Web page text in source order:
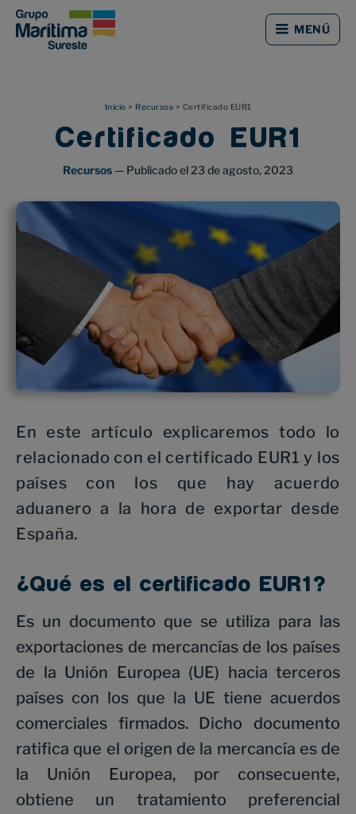
Saltar
contenido
Saltar
MENÚ
Inicio > Recursos > Certificado EUR1
Certificado EUR1
Recursos — Publicado el 23 de agosto, 2023
En este artículo explicaremos todo lo
relacionado con el certificado EUR1 y los
países con los que hay acuerdo
aduanero a la hora de exportar desde
España.
¿Qué es el certificado EUR1?
Es un documento que se utiliza para las
exportaciones de mercancías de los países
de la Unión Europea (UE) hacia terceros
países con los que la UE tiene acuerdos
comerciales firmados. Dicho documento
ratifica que el origen de la mercancía es de
la Unión Europea, por consecuente,
obtiene un tratamiento preferencial